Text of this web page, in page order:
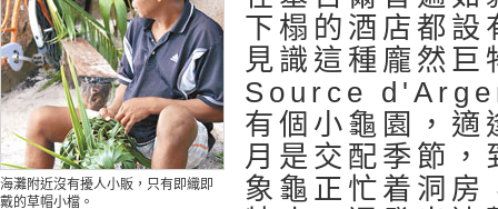
海灘附近沒有擾人小販，只有即織即
戴的草帽小檔。
下榻的酒店都設
見識這種龐然
Source
有個小龜園，
月是交配季節，
象龜正忙着洞房